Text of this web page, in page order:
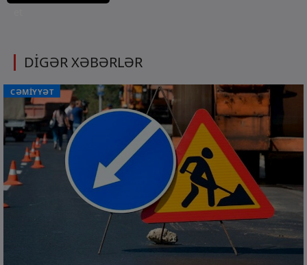
DİGƏR XƏBƏRLƏR
CƏMİYYƏT